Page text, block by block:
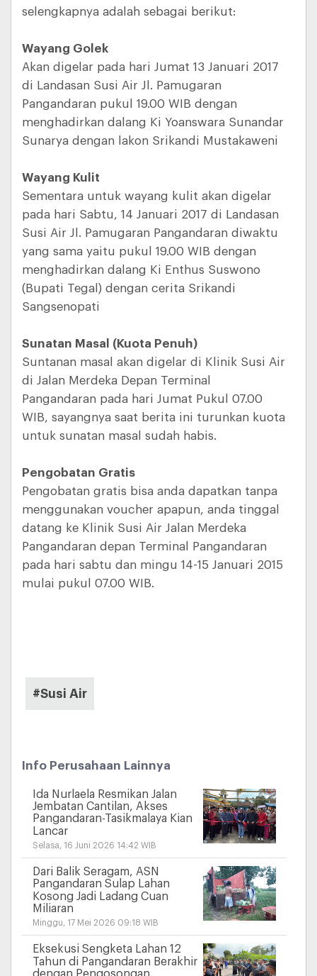
selengkapnya adalah sebagai berikut:
Wayang Golek
Akan digelar pada hari Jumat 13 Januari 2017
di Landasan Susi Air Jl. Pamugaran
Pangandaran pukul 19.00 WIB dengan
menghadirkan dalang Ki Yoanswara Sunandar
Sunarya dengan lakon Srikandi Mustakaweni
Wayang Kulit
Sementara untuk wayang kulit akan digelar
pada hari Sabtu, 14 Januari 2017 di Landasan
Susi Air Jl. Pamugaran Pangandaran diwaktu
yang sama yaitu pukul 19.00 WIB dengan
menghadirkan dalang Ki Enthus Suswono
(Bupati Tegal) dengan cerita Srikandi
Sangsenopati
Sunatan Masal (Kuota Penuh)
Suntanan masal akan digelar di Klinik Susi Air
di Jalan Merdeka Depan Terminal
Pangandaran pada hari Jumat Pukul 07.00
WIB, sayangnya saat berita ini turunkan kuota
untuk sunatan masal sudah habis.
Pengobatan Gratis
Pengobatan gratis bisa anda dapatkan tanpa
menggunakan voucher apapun, anda tinggal
datang ke Klinik Susi Air Jalan Merdeka
Pangandaran depan Terminal Pangandaran
pada hari sabtu dan mingu 14-15 Januari 2015
mulai pukul 07.00 WIB.
#Susi Air
Info Perusahaan Lainnya
Ida Nurlaela Resmikan Jalan
Jembatan Cantilan, Akses
Pangandaran-Tasikmalaya Kian
Lancar
Selasa, 16 Juni 2026 14:42 WIB
Dari Balik Seragam, ASN
Pangandaran Sulap Lahan
Kosong Jadi Ladang Cuan
Miliaran
Minggu, 17 Mei 2026 09:18 WIB
Eksekusi Sengketa Lahan 12
Tahun di Pangandaran Berakhir